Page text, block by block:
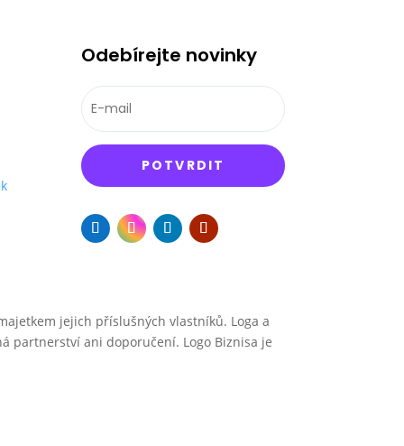
Odebírejte novinky
POTVRDIT
jejich příslušných vlastníků. Loga a
partnerství ani doporučení. Logo Biznisa je